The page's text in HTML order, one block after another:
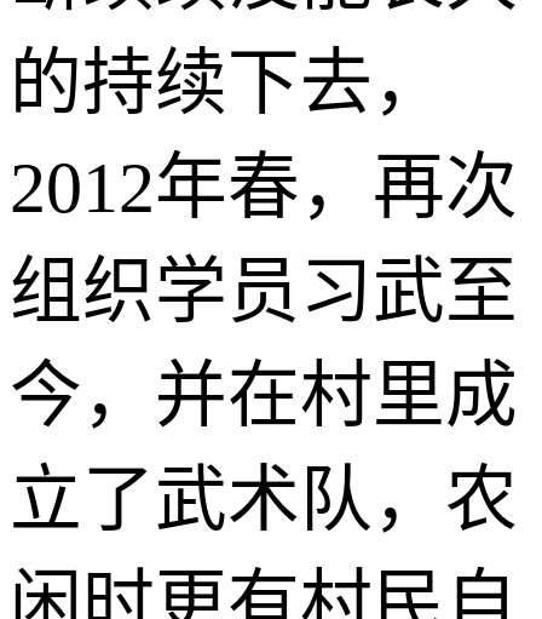
的持续下去，
2012年春，再次
组织学员习武至
今，并在村里成
立了武术队，农